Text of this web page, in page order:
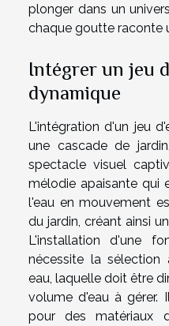
plonger dans un
chaque goutte raconte
Intégrer un jeu
dynamique
L'intégration d'un jeu
une cascade de jardin
spectacle visuel
mélodie apaisante qui
l'eau en mouvement
du jardin , créant ainsi
L'installation d'une
nécessite la
eau , laquelle doit être
volume d'eau à gérer.
pour desmatériaux